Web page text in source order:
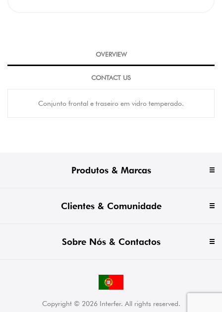
OVERVIEW
CONTACT US
Conjunto frontal e traseiro em vidro temperado.
Produtos & Marcas
Clientes & Comunidade
Sobre Nós & Contactos
Copyright © 2026 Interfer. All rights reserved.